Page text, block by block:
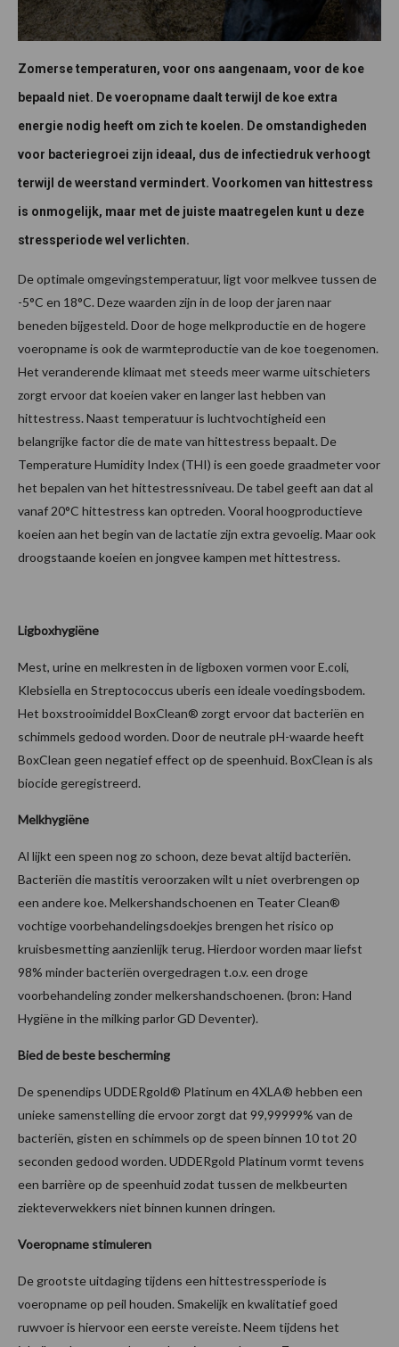
Zomerse temperaturen, voor ons aangenaam, voor de koe
bepaald niet. De voeropname daalt terwijl de koe extra
energie nodig heeft om zich te koelen. De omstandigheden
voor bacteriegroei zijn ideaal, dus de infectiedruk verhoogt
terwijl de weerstand vermindert. Voorkomen van hittestress
is onmogelijk, maar met de juiste maatregelen kunt u deze
stressperiode wel verlichten.
De optimale omgevingstemperatuur, ligt voor melkvee tussen de
-5°C en 18°C. Deze waarden zijn in de loop der jaren naar
beneden bijgesteld. Door de hoge melkproductie en de hogere
voeropname is ook de warmteproductie van de koe toegenomen.
Het veranderende klimaat met steeds meer warme uitschieters
zorgt ervoor dat koeien vaker en langer last hebben van
hittestress. Naast temperatuur is luchtvochtigheid een
belangrijke factor die de mate van hittestress bepaalt. De
Temperature Humidity Index (THI) is een goede graadmeter voor
het bepalen van het hittestressniveau. De tabel geeft aan dat al
vanaf 20°C hittestress kan optreden. Vooral hoogproductieve
koeien aan het begin van de lactatie zijn extra gevoelig. Maar ook
droogstaande koeien en jongvee kampen met hittestress.
Ligboxhygiëne
Mest, urine en melkresten in de ligboxen vormen voor E.coli,
Klebsiella en Streptococcus uberis een ideale voedingsbodem.
Het boxstrooimiddel BoxClean® zorgt ervoor dat bacteriën en
schimmels gedood worden. Door de neutrale pH-waarde heeft
BoxClean geen negatief effect op de speenhuid. BoxClean is als
biocide geregistreerd.
Melkhygiëne
Al lijkt een speen nog zo schoon, deze bevat altijd bacteriën.
Bacteriën die mastitis veroorzaken wilt u niet overbrengen op
een andere koe. Melkershandschoenen en Teater Clean®
vochtige voorbehandelingsdoekjes brengen het risico op
kruisbesmetting aanzienlijk terug. Hierdoor worden maar liefst
98% minder bacteriën overgedragen t.o.v. een droge
voorbehandeling zonder melkershandschoenen. (bron: Hand
Hygiëne in the milking parlor GD Deventer).
Bied de beste bescherming
De spenendips UDDERgold® Platinum en 4XLA® hebben een
unieke samenstelling die ervoor zorgt dat 99,99999% van de
bacteriën, gisten en schimmels op de speen binnen 10 tot 20
seconden gedood worden. UDDERgold Platinum vormt tevens
een barrière op de speenhuid zodat tussen de melkbeurten
ziekteverwekkers niet binnen kunnen dringen.
Voeropname stimuleren
De grootste uitdaging tijdens een hittestressperiode is
voeropname op peil houden. Smakelijk en kwalitatief goed
ruwvoer is hiervoor een eerste vereiste. Neem tijdens het